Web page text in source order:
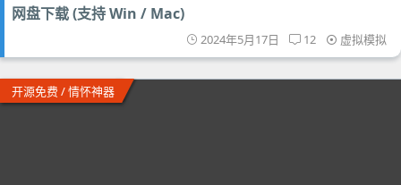
网盘下载 (支持 Win / Mac)
2024年5月17日 12 虚拟模拟
开源免费 / 情怀神器